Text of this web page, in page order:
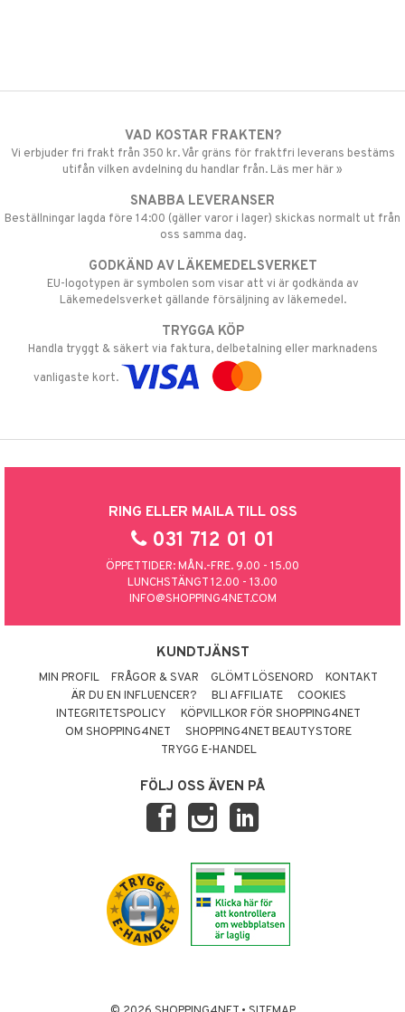
VAD KOSTAR FRAKTEN?
Vi erbjuder fri frakt från 350 kr. Vår gräns för fraktfri leverans bestäms
utifån vilken avdelning du handlar från. Läs mer här »
SNABBA LEVERANSER
Beställningar lagda före 14:00 (gäller varor i lager) skickas normalt ut från
oss samma dag.
GODKÄND AV LÄKEMEDELSVERKET
EU-logotypen är symbolen som visar att vi är godkända av
Läkemedelsverket gällande försäljning av läkemedel.
TRYGGA KÖP
Handla tryggt & säkert via faktura, delbetalning eller marknadens
vanligaste kort.
RING ELLER MAILA TILL OSS
031 712 01 01
ÖPPETTIDER: MÅN.-FRE. 9.00 - 15.00
LUNCHSTÄNGT 12.00 - 13.00
INFO@SHOPPING4NET.COM
KUNDTJÄNST
MIN PROFIL FRÅGOR & SVAR GLÖMT LÖSENORD
KONTAKT
ÄR DU EN INFLUENCER?
BLI AFFILIATE
COOKIES
INTEGRITETSPOLICY
KÖPVILLKOR FÖR SHOPPING4NET
OM SHOPPING4NET
SHOPPING4NET BEAUTYSTORE
TRYGG E-HANDEL
FÖLJ OSS ÄVEN PÅ